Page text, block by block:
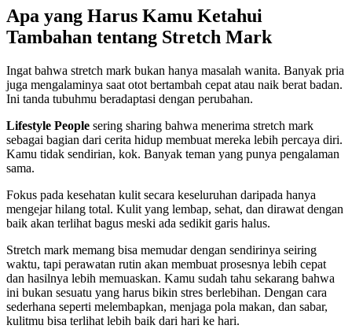
Apa yang Harus Kamu Ketahui
Tambahan tentang Stretch Mark
Ingat bahwa stretch mark bukan hanya masalah wanita. Banyak pria
juga mengalaminya saat otot bertambah cepat atau naik berat badan.
Ini tanda tubuhmu beradaptasi dengan perubahan.
Lifestyle People sering sharing bahwa menerima stretch mark
sebagai bagian dari cerita hidup membuat mereka lebih percaya diri.
Kamu tidak sendirian, kok. Banyak teman yang punya pengalaman
sama.
Fokus pada kesehatan kulit secara keseluruhan daripada hanya
mengejar hilang total. Kulit yang lembap, sehat, dan dirawat dengan
baik akan terlihat bagus meski ada sedikit garis halus.
Stretch mark memang bisa memudar dengan sendirinya seiring
waktu, tapi perawatan rutin akan membuat prosesnya lebih cepat
dan hasilnya lebih memuaskan. Kamu sudah tahu sekarang bahwa
ini bukan sesuatu yang harus bikin stres berlebihan. Dengan cara
sederhana seperti melembapkan, menjaga pola makan, dan sabar,
kulitmu bisa terlihat lebih baik dari hari ke hari.